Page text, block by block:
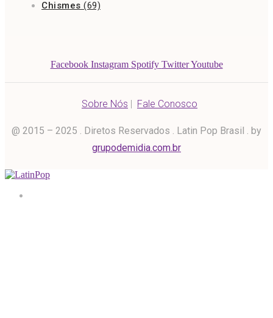
Chismes (69)
Facebook Instagram Spotify Twitter Youtube
Sobre Nós | Fale Conosco
@ 2015 – 2025 . Diretos Reservados . Latin Pop Brasil . by
grupodemidia.com.br